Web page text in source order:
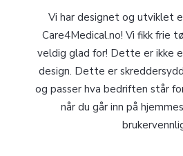
Vi har designet og utviklet
Care4Medical.no! Vi fikk frie
veldig glad for! Dette er ikke
design. Dette er
og passer hva bedriften står
når du går inn på